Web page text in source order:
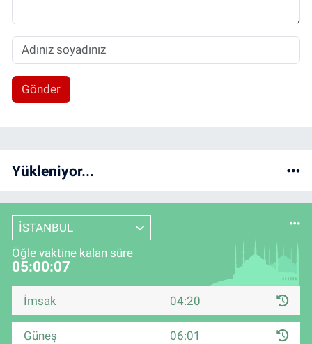
Gönder
Yükleniyor...
İSTANBUL
Öğle vaktine kalan süre
05:00:06
İmsak 04:20
Güneş 06:01